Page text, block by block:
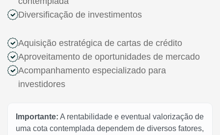
Diversificação de investimentos
Aquisição estratégica de cartas de crédito
Aproveitamento de oportunidades de mercado
Acompanhamento especializado para
investidores
Importante: A rentabilidade e eventual valorização de
uma cota contemplada dependem de diversos fatores,